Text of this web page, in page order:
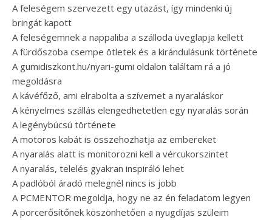
A feleségem szervezett egy utazást, így mindenki új
bringát kapott
A feleségemnek a nappaliba a szálloda üveglapja kellett
A fürdőszoba csempe ötletek és a kirándulásunk története
A gumidiszkont.hu/nyari-gumi oldalon találtam rá a jó
megoldásra
A kávéfőző, ami elrabolta a szívemet a nyaraláskor
A kényelmes szállás elengedhetetlen egy nyaralás során
A legénybúcsú története
A motoros kabát is összehozhatja az embereket
A nyaralás alatt is monitorozni kell a vércukorszintet
A nyaralás, telelés gyakran inspiráló lehet
A padlóból áradó melegnél nincs is jobb
A PCMENTOR megoldja, hogy ne az én feladatom legyen
A porcerősítőnek köszönhetően a nyugdíjas szüleim